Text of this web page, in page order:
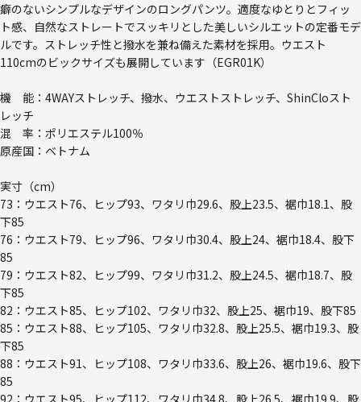
癖のないシンプルなデザインのロングパンツ。適度なゆとりとフィッ
ト感、自然なストレートでスッキリとした美しいシルエットの定番モデ
ルです。ストレッチ性と撥水を兼ね備えた素材を採用。ウエスト
110cmのビックサイズも展開しています（EGR01K）
機 能：4WAYストレッチ、撥水、ウエストストレッチ、ShinCloスト
レッチ
混 率：ポリエステル100％
原産国：ベトナム
実寸（cm）
73：ウエスト76、ヒップ93、ワタリ巾29.6、股上23.5、裾巾18.1、股
下85
76：ウエスト79、ヒップ96、ワタリ巾30.4、股上24、裾巾18.4、股下
85
79：ウエスト82、ヒップ99、ワタリ巾31.2、股上24.5、裾巾18.7、股
下85
82：ウエスト85、ヒップ102、ワタリ巾32、股上25、裾巾19、股下85
85：ウエスト88、ヒップ105、ワタリ巾32.8、股上25.5、裾巾19.3、股
下85
88：ウエスト91、ヒップ108、ワタリ巾33.6、股上26、裾巾19.6、股下
85